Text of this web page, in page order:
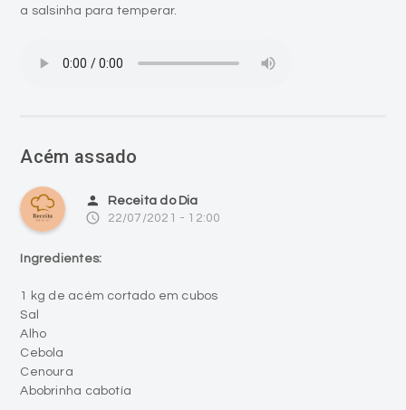
a salsinha para temperar.
Acém assado
person Receita do Dia
access_time 22/07/2021 - 12:00
Ingredientes:
1 kg de acém cortado em cubos
Sal
Alho
Cebola
Cenoura
Abobrinha cabotía